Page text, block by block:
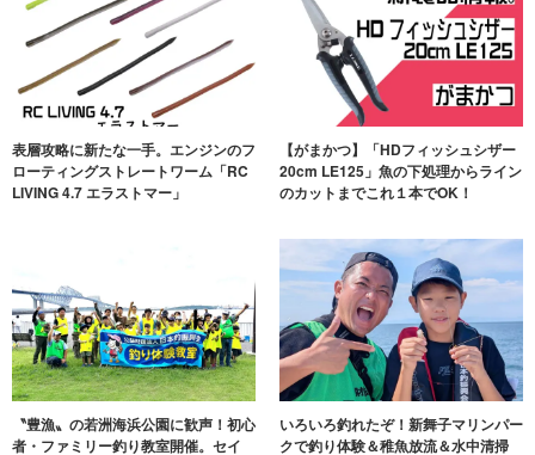
表層攻略に新たな一手。エンジンのフ
ローティングストレートワーム「RC
LIVING 4.7 エラストマー」
【がまかつ】「HDフィッシュシザー
20cm LE125」魚の下処理からライン
のカットまでこれ１本でOK！
〝豊漁〟の若洲海浜公園に歓声！初心
者・ファミリー釣り教室開催。セイ
いろいろ釣れたぞ！新舞子マリンパー
クで釣り体験＆稚魚放流＆水中清掃